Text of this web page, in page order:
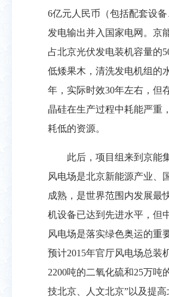
6亿元人民币（包括配套设
发电输出并入国家电网。京
占北京光伏发电装机容量的
低矮果木，清洗发电机组的
年，实际时效30年左右，但
晶硅在生产过程中耗能严重
耗低的资源。
此后，项目组来到京能
风电场是北京新能源产业、
成熟，是世界范围内发展最
机设备已达到先进水平，但
风电场是落实绿色奥运的重
预计2015年官厅风电场总装
2200吨的二氧化硫和25万
技北京、人文北京”以及提